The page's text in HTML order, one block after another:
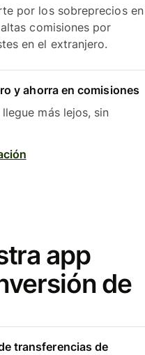
por los sobreprecios en
comisiones por
en el extranjero.
y ahorra en comisiones
más lejos, sin
app
de
transferencias de